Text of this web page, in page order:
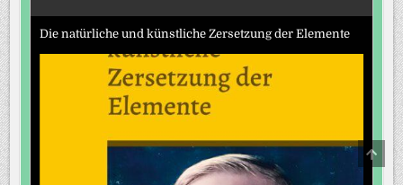
Die natürliche und künstliche Zersetzung der Elemente
TO
TOP